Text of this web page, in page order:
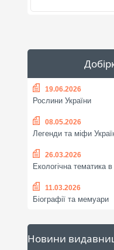
19.06.2026
Рослини України
08.05.2026
Легенди та міфи
26.03.2026
Екологічна тематика
11.03.2026
Біографії та мемуари
Новини